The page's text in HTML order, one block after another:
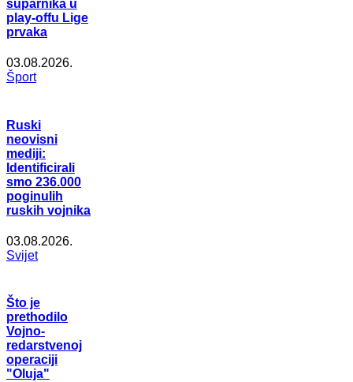
suparnika u
play-offu Lige
prvaka
03.08.2026.
Šport
Ruski
neovisni
mediji:
Identificirali
smo 236.000
poginulih
ruskih vojnika
03.08.2026.
Svijet
Što je
prethodilo
Vojno-
redarstvenoj
operaciji
"Oluja"